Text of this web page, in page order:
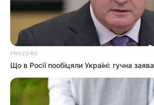
PROZORO
Що в Росії пообіцяли Україні: гучна заява